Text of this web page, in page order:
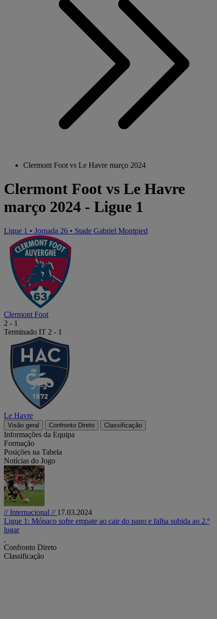
Clermont Foot vs Le Havre março 2024
Clermont Foot vs Le Havre
março 2024 - Ligue 1
Ligue 1 • Jornada 26 • Stade Gabriel Montpied
Clermont Foot
2 - 1
Terminado IT 2 - 1
Le Havre
Visão geral Confronto Direto Classificação
Informações da Equipa
Formação
Posições na Tabela
Notícias do Jogo
// Internacional // 17.03.2024
Ligue 1: Mónaco sofre empate ao cair do pano e falha subida ao 2.º
lugar
Confronto Direto
Classificação